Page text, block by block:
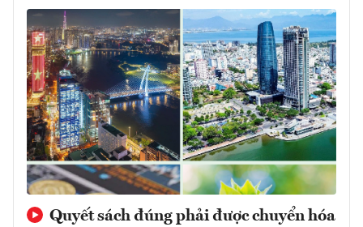
Quyết sách đúng phải được chuyển hóa